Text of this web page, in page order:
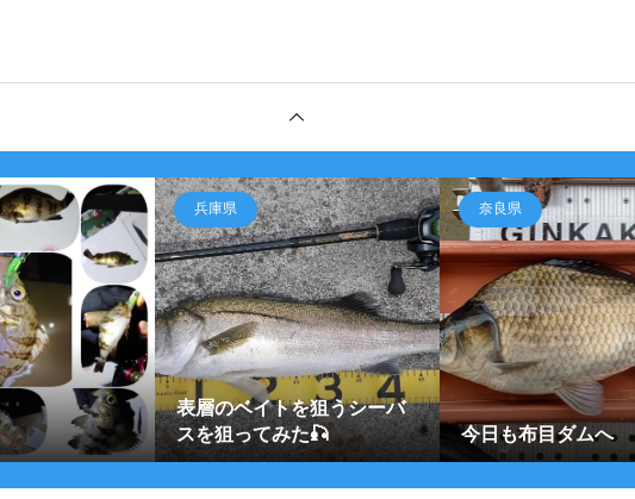
兵庫県
表層のベイトを狙うシーバ
スを狙ってみた🎣
奈良県
今日も布目ダムへ